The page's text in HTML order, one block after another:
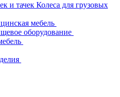
Колеса для грузовых
мебель
оборудование